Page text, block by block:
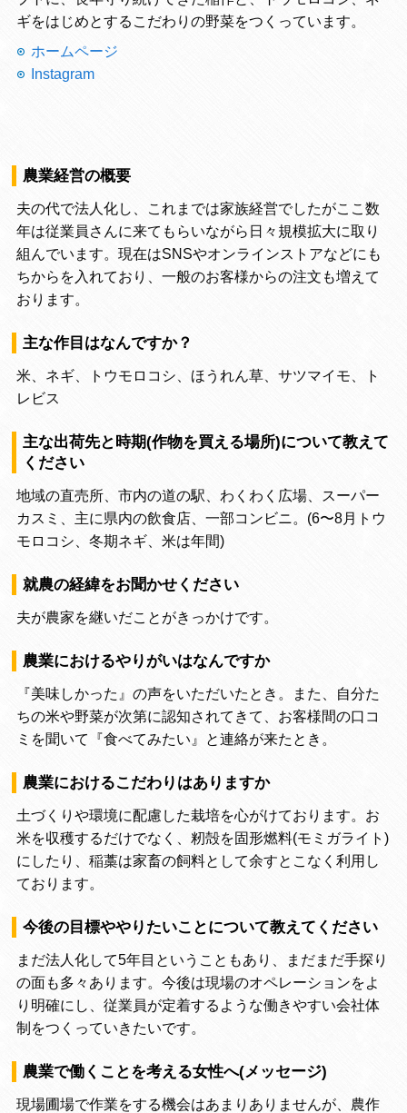
ギをはじめとするこだわりの野菜をつくっています。
ホームページ
Instagram
農業経営の概要
夫の代で法人化し、これまでは家族経営でしたがここ数
年は従業員さんに来てもらいながら日々規模拡大に取り
組んでいます。現在はSNSやオンラインストアなどにも
ちからを入れており、一般のお客様からの注文も増えて
おります。
主な作目はなんですか？
米、ネギ、トウモロコシ、ほうれん草、サツマイモ、ト
レビス
主な出荷先と時期(作物を買える場所)について教えて
ください
地域の直売所、市内の道の駅、わくわく広場、スーパー
カスミ、主に県内の飲食店、一部コンビニ。(6〜8月トウ
モロコシ、冬期ネギ、米は年間)
就農の経緯をお聞かせください
夫が農家を継いだことがきっかけです。
農業におけるやりがいはなんですか
『美味しかった』の声をいただいたとき。また、自分た
ちの米や野菜が次第に認知されてきて、お客様間の口コ
ミを聞いて『食べてみたい』と連絡が来たとき。
農業におけるこだわりはありますか
土づくりや環境に配慮した栽培を心がけております。お
米を収穫するだけでなく、籾殻を固形燃料(モミガライト)
にしたり、稲藁は家畜の飼料として余すとこなく利用し
ております。
今後の目標ややりたいことについて教えてください
まだ法人化して5年目ということもあり、まだまだ手探り
の面も多々あります。今後は現場のオペレーションをよ
り明確にし、従業員が定着するような働きやすい会社体
制をつくっていきたいです。
農業で働くことを考える女性へ(メッセージ)
現場圃場で作業をする機会はあまりありませんが、農作